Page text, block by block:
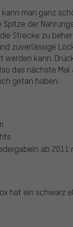
man ganz
der
Strecke zu
zuverlässige
kann.
das nächste
getan haben.
ab
hat ein schwarz